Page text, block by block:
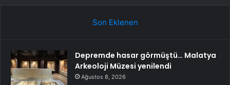
Son Eklenen
Depremde hasar görmüştü… Malatya
Arkeoloji Müzesi yenilendi
Ağustos 8, 2026